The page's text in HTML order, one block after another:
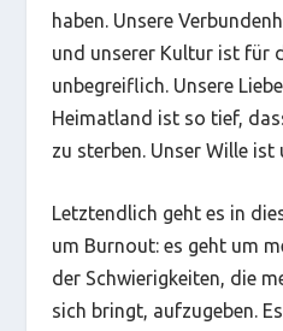
haben. Unsere
und unserer Kultur ist für
unbegreiflich. Unsere
Heimatland ist so tief,
zu sterben. Unser Wille
Letztendlich geht es in
um Burnout: es geht um
der Schwierigkeiten, die
sich bringt, aufzugeben.